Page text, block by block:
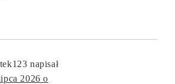
napisał
2026 o